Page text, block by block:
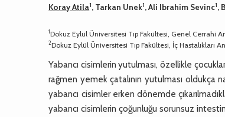
Koray Atila1, Tarkan Unek1, Ali Ibrahim Sevinc1,
1Dokuz Eylül Üniversitesi Tıp Fakültesi, Genel Cerrahi
2Dokuz Eylül Üniversitesi Tıp Fakültesi, İç Hastalıkları
Yabancı cisimlerin yutulması, özellikle
rağmen yemek çatalının yutulması oldukça
yabancı cisimler erken dönemde
yabancı cisimlerin çoğunluğu sorunsuz